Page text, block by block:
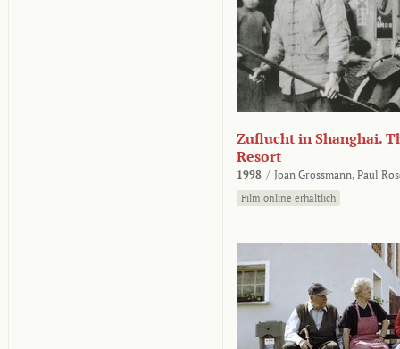
Zuflucht in Shanghai.
Resort
1998 / Joan Grossmann, Paul
Film online erhältlich